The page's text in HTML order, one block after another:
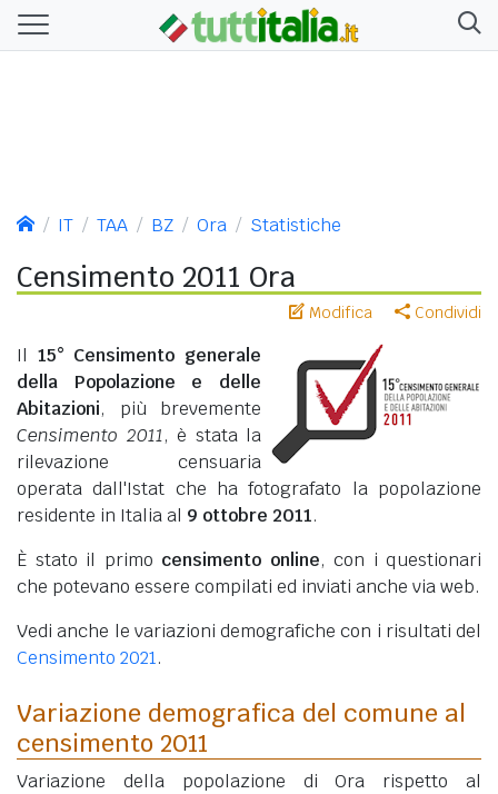
IT TAA BZ Ora Statistiche
Censimento 2011 Ora
Modifica Condividi
Il 15° Censimento generale
della Popolazione e delle
Abitazioni, più brevemente
Censimento 2011, è stata la
rilevazione censuaria
operata dall'Istat che ha fotografato la popolazione
residente in Italia al 9 ottobre 2011.
È stato il primo censimento online, con i questionari
che potevano essere compilati ed inviati anche via web.
Vedi anche le variazioni demografiche con i risultati del
Censimento 2021.
Variazione demografica del comune al
censimento 2011
Variazione della popolazione di Ora rispetto al